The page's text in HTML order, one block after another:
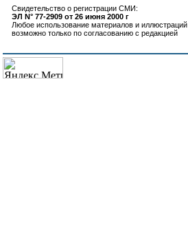
Свидетельство о регистрации СМИ:
ЭЛ N° 77-2909 от 26 июня 2000 г
Любое использование материалов и иллюстраций
возможно только по согласованию с редакцией